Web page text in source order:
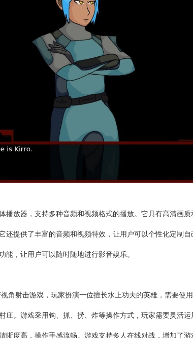
播放器，支持多种音频和视频格式的播放。它具有高清画
还提供了丰富的音频和视频特效，让用户可以个性化定制
，让用户可以随时随地进行影音娱乐。
角射击游戏，玩家扮演一位擅长水上功夫的英雄，需要使
庄。游戏采用钩、抓、捞、炸等操作方式，玩家需要灵活
晰度高，操作手感流畅。游戏支持多人在线对战，增加了游